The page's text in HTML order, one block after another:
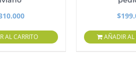
AL CARRITO
$
AÑADIR AL